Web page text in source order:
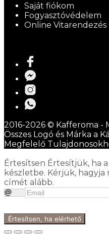
Saját fiókom
Fogyasztóvédelem
Online Vitarendezés
2016-2026 © Kafferoma -
Összes Logó és Márka a
Megfelelő
Értesítsen Értesítjük, ha
készletbe. Kérjük, hagyja
címét alább.
Értesítsen, ha elérhető